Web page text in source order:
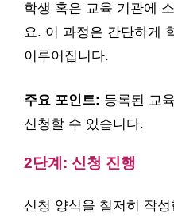
학생 혹은 교육 기관에
요. 이 과정은 간단하게
이루어집니다.
주요 포인트: 등록된 교
신청할 수 있습니다.
2단계: 신청 진행
신청 양식을 철저히 작